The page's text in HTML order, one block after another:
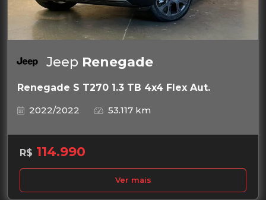
Jeep Renegade
Renegade S T270 1.3 TB 4x4 Flex Aut.
2022/2022
53.117 km
R$ 114.990
Ver mais